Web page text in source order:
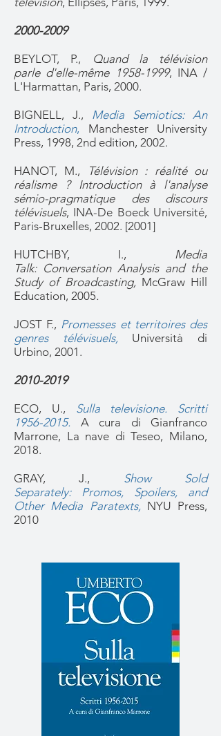
2000-2009
BEYLOT, P.,
Quand la télévision
parle d'elle-même 1958-1999, INA /
L'Harmattan, Paris, 2000.
BIGNELL, J., Media Semiotics: An
Introduction, Manchester University
Press, 1998, 2nd edition, 2002.
HANOT, M.,
Télévision : réalité ou
réalisme ? Introduction à l'analyse
sémio-pragmatique des discours
télévisuels, INA-De Boeck Université,
Paris-Bruxelles, 2002. [2001]
HUTCHBY, I., Media
Talk: Conversation Analysis and the
Study of Broadcasting, McGraw Hill
Education, 2005.
JOST F., Promesses et territoires des
genres télévisuels,
Università di
Urbino, 2001.
2010-2019
ECO, U., Sulla televisione. Scritti
1956-2015. A cura di Gianfranco
Marrone, La nave di Teseo, Milano,
2018.
GRAY, J., Show Sold
Separately: Promos, Spoilers, and
Other Media Paratexts, NYU Press,
2010